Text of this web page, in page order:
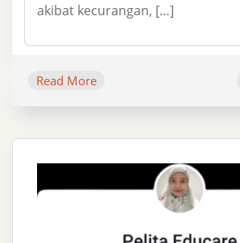
akibat kecurangan, […]
Read More